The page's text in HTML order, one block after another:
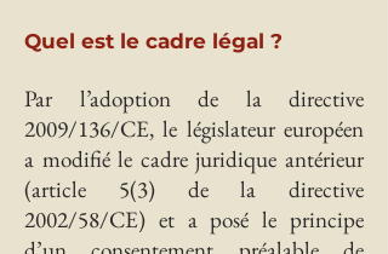
Quel est le cadre légal ?
Par l’adoption de la directive
2009/136/CE, le législateur européen
a modifié le cadre juridique antérieur
(article 5(3) de la directive
2002/58/CE) et a posé le principe